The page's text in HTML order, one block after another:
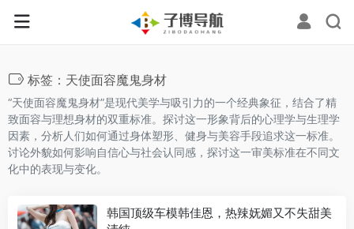
标签：天使面容魔鬼身材
“天使面容魔鬼身材”是现代美学与吸引力的一个经典象征，结合了精
致面容与理想身材的双重标准。探讨这一形象背后的心理学与生理学
因素，分析人们如何通过身体塑形、健身与美容手段追求这一标准。
讨论外貌如何影响自信心与社会认同感，探讨这一审美标准在不同文
化中的表现与变化。
韩国顶级车模韩佳恩，热辣妩媚又不失甜美